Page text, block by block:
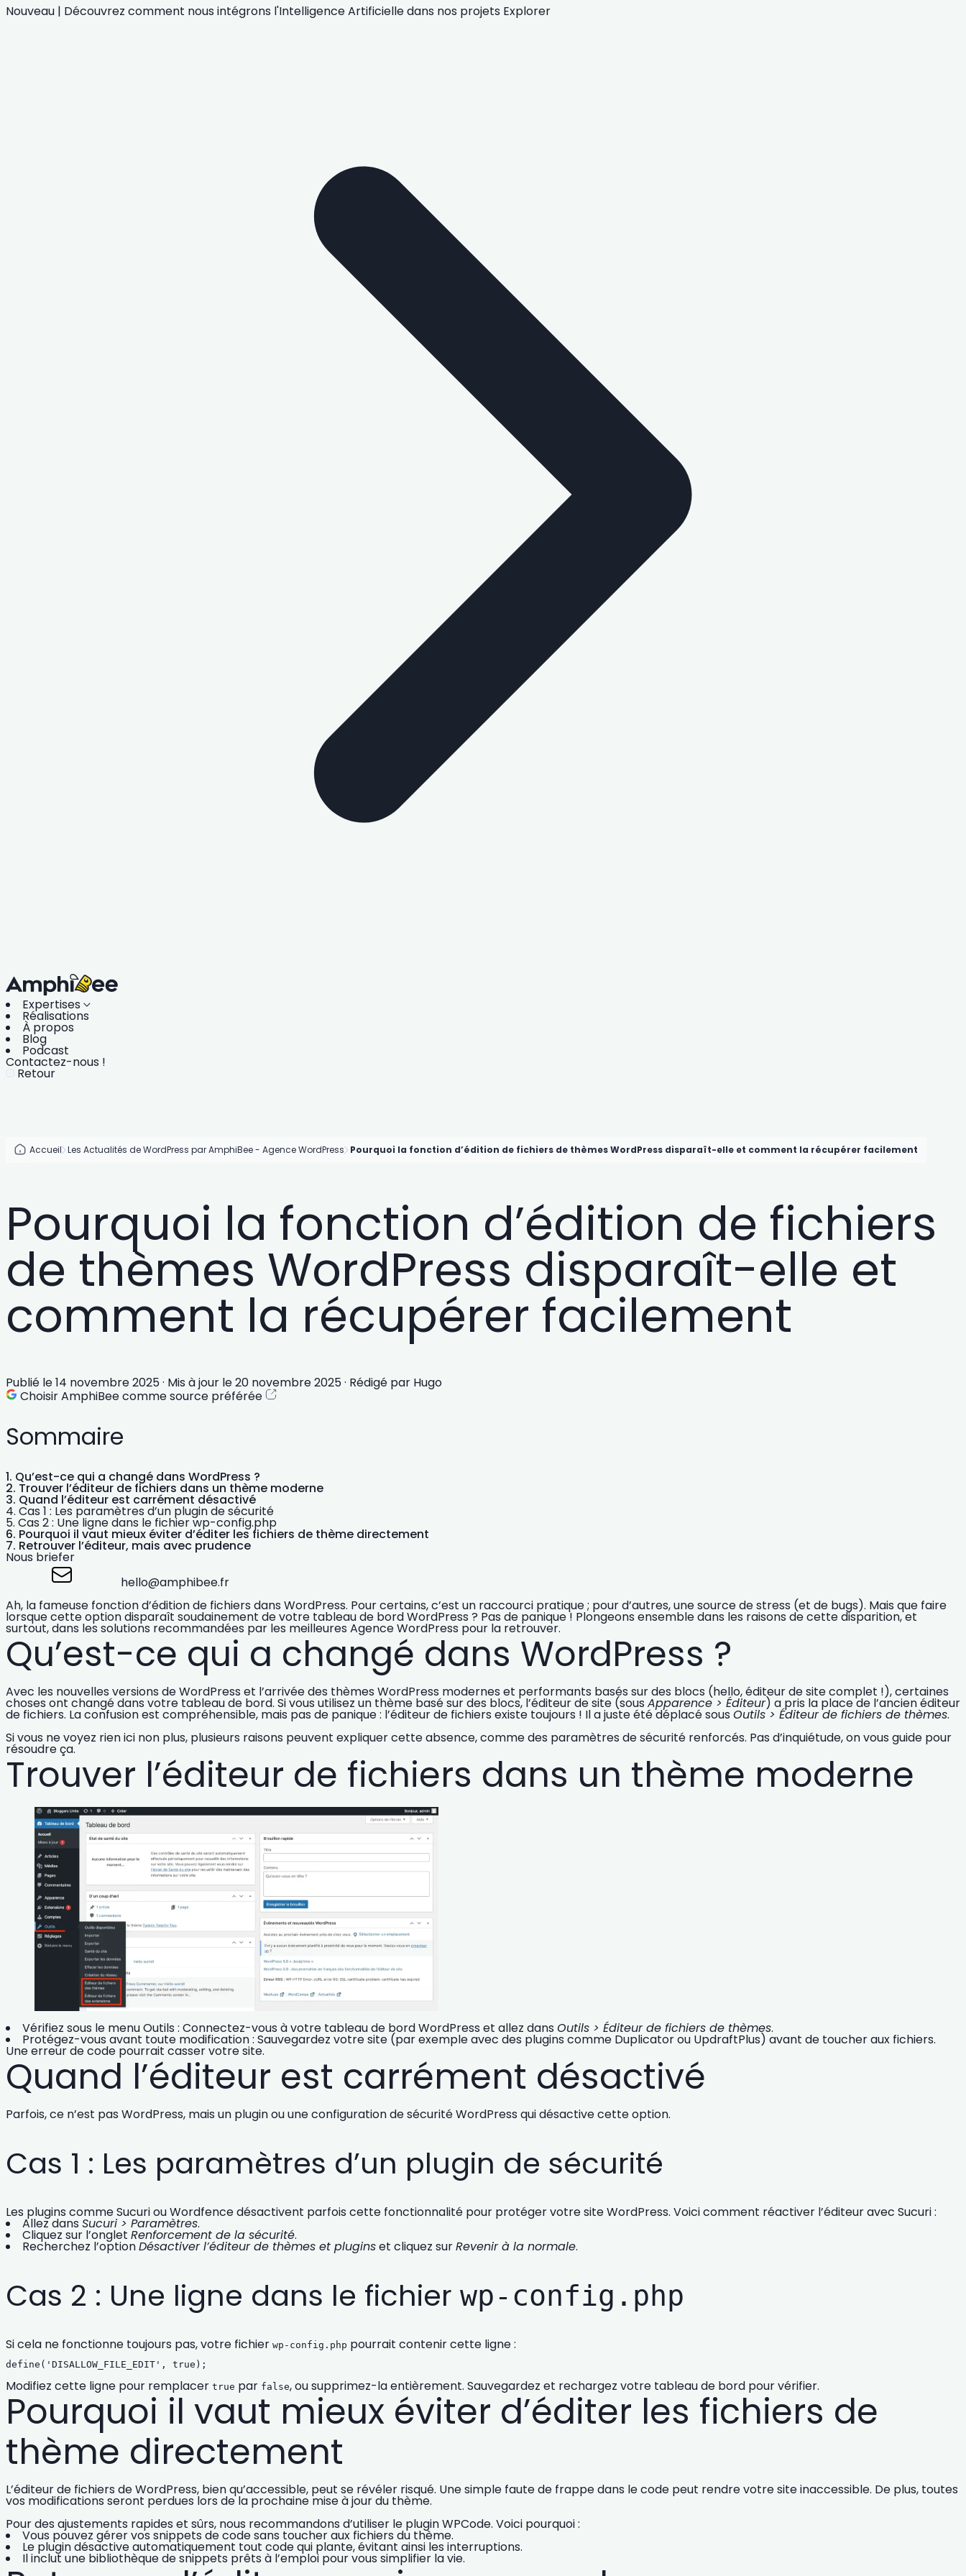
Nouveau | Découvrez comment nous intégrons l'Intelligence Artificielledans nos projets Explorer
Expertises
Réalisations
À propos
Blog
Podcast
Contactez-nous !
Retour
Accueil Les Actualités de WordPress par AmphiBee - Agence WordPress Pourquoi la fonction d’édition de fichiers de thèmes WordPress disparaît-elle et comment la récupérer facilement
Pourquoi la fonction d’édition de fichiers
de thèmes WordPress disparaît-elle et
comment la récupérer facilement
Publié le14 novembre 2025· Mis à jour le20 novembre 2025· Rédigé par Hugo
Choisir AmphiBee comme source préférée
Sommaire
Qu’est-ce qui a changé dans WordPress ?
Trouver l’éditeur de fichiers dans un thème moderne
Quand l’éditeur est carrément désactivé
Cas 1 : Les paramètres d’un plugin de sécurité
Cas 2 : Une ligne dans le fichier wp-config.php
Pourquoi il vaut mieux éviter d’éditer les fichiers de thème directement
Retrouver l’éditeur, mais avec prudence
Nous briefer
hello@amphibee.fr
Ah, la fameuse fonction d’édition de fichiers dans WordPress. Pour certains, c’est un raccourci pratique ; pour d’autres, une source de stress (et de bugs). Mais que faire
lorsque cette option disparaît soudainement de votre tableau de bord WordPress ? Pas de panique ! Plongeons ensemble dans les raisons de cette disparition, et
surtout, dans les solutions recommandées par les meilleures Agence WordPress pour la retrouver.
Qu’est-ce qui a changé dans WordPress ?
Avec les nouvelles versions de WordPress et l’arrivée des thèmes WordPress modernes et performants basés sur des blocs (hello, éditeur de site complet !), certaines
choses ont changé dans votre tableau de bord. Si vous utilisez un thème basé sur des blocs, l’éditeur de site (sous Apparence > Éditeur) a pris la place de l’ancien éditeur
de fichiers. La confusion est compréhensible, mais pas de panique : l’éditeur de fichiers existe toujours ! Il a juste été déplacé sous Outils > Éditeur de fichiers de thèmes.
Si vous ne voyez rien ici non plus, plusieurs raisons peuvent expliquer cette absence, comme des paramètres de sécurité renforcés. Pas d’inquiétude, on vous guide pour
résoudre ça.
Trouver l’éditeur de fichiers dans un thème moderne
Vérifiez sous le menu Outils : Connectez-vous à votre tableau de bord WordPress et allez dans Outils > Éditeur de fichiers de thèmes.
Protégez-vous avant toute modification : Sauvegardez votre site (par exemple avec des plugins comme Duplicator ou UpdraftPlus) avant de toucher aux fichiers.
Une erreur de code pourrait casser votre site.
Quand l’éditeur est carrément désactivé
Parfois, ce n’est pas WordPress, mais un plugin ou une configuration de sécurité WordPress qui désactive cette option.
Cas 1 : Les paramètres d’un plugin de sécurité
Les plugins commeSucuriouWordfencedésactivent parfois cette fonctionnalité pour protéger votre site WordPress. Voici comment réactiver l’éditeur avec Sucuri :
Allez dans Sucuri > Paramètres.
Cliquez sur l’onglet Renforcement de la sécurité.
Recherchez l’optionDésactiver l’éditeur de thèmes et pluginset cliquez surRevenir à la normale.
Cas 2 : Une ligne dans le fichier wp-config.php
Si cela ne fonctionne toujours pas, votre fichier wp-config.php pourrait contenir cette ligne :
define('DISALLOW_FILE_EDIT', true);
Modifiez cette ligne pour remplacer true par false, ou supprimez-la entièrement. Sauvegardez et rechargez votre tableau de bord pour vérifier.
Pourquoi il vaut mieux éviter d’éditer les fichiers de
thème directement
L’éditeur de fichiers de WordPress, bien qu’accessible, peut se révéler risqué. Une simple faute de frappe dans le code peut rendre votre site inaccessible. De plus, toutes
vos modifications seront perdues lors de la prochaine mise à jour du thème.
Pour des ajustements rapides et sûrs, nous recommandons d’utiliser le pluginWPCode. Voici pourquoi :
Vous pouvez gérer vos snippets de code sans toucher aux fichiers du thème.
Le plugin désactive automatiquement tout code qui plante, évitant ainsi les interruptions.
Il inclut une bibliothèque de snippets prêts à l’emploi pour vous simplifier la vie.